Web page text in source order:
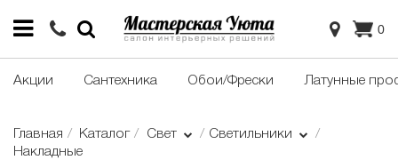
0
Акции Сантехника Обои/Фрески Латунные
Главная Каталог Свет
Светильники
Накладные